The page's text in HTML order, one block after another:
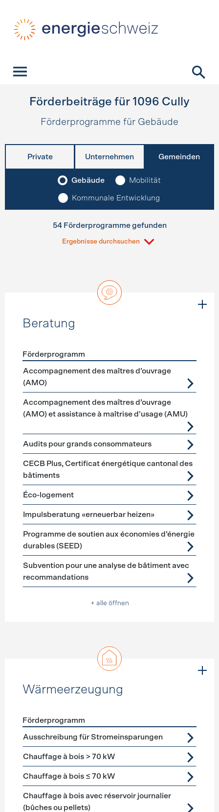
Förderbeiträge für 1096 Cully
Förderprogramme für Gebäude
Private Unternehmen Gemeinden
Gebäude Mobilität
Kommunale Entwicklung
54 Förderprogramme gefunden
Ergebnisse durchsuchen
Beratung
Förderprogramme Beratung
Förderprogramm
Accompagnement des maîtres d’ouvrage
(AMO)
Accompagnement des maîtres d’ouvrage
(AMO) et assistance à maîtrise d'usage (AMU)
Audits pour grands consommateurs
CECB Plus, Certificat énergétique cantonal des
bâtiments
Éco-logement
Impulsberatung «erneuerbar heizen»
Programme de soutien aux économies d’énergie
durables (SEED)
Subvention pour une analyse de bâtiment avec
recommandations
+ alle öffnen
Wärmeerzeugung
Förderprogramme Wärmeerzeugung
Förderprogramm
Ausschreibung für Stromeinsparungen
Chauffage à bois > 70 kW
Chauffage à bois ≤ 70 kW
Chauffage à bois avec réservoir journalier
(bûches ou pellets)